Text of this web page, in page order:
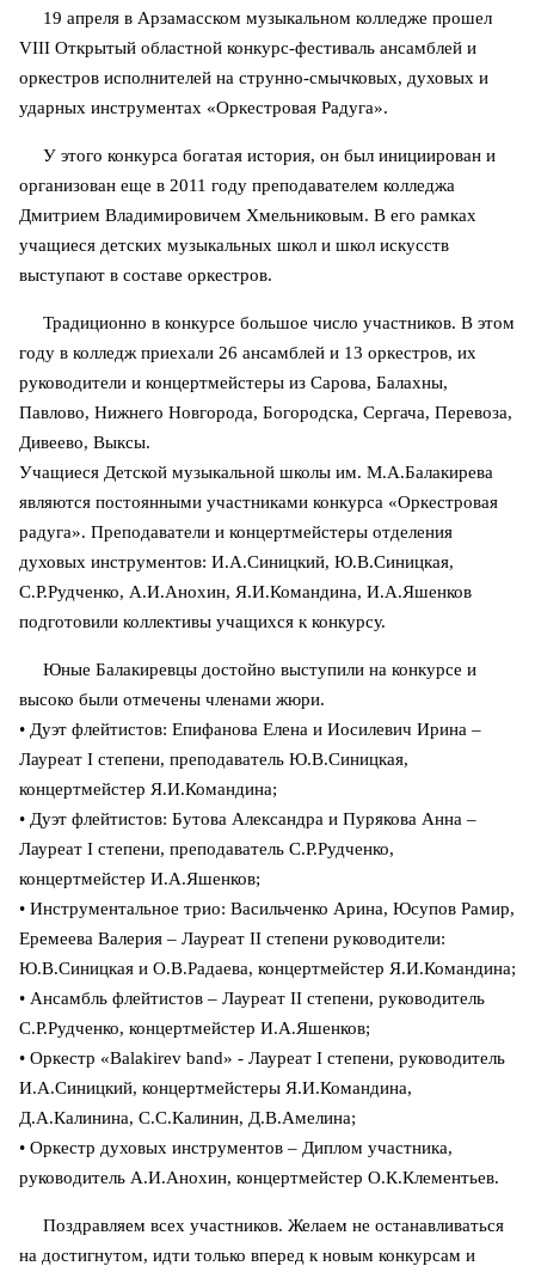
19 апреля в Арзамасском музыкальном колледже прошел
VIII Открытый областной конкурс-фестиваль ансамблей и
оркестров исполнителей на струнно-смычковых, духовых и
ударных инструментах «Оркестровая Радуга».
У этого конкурса богатая история, он был инициирован и
организован еще в 2011 году преподавателем колледжа
Дмитрием Владимировичем Хмельниковым. В его рамках
учащиеся детских музыкальных школ и школ искусств
выступают в составе оркестров.
Традиционно в конкурсе большое число участников. В этом
году в колледж приехали 26 ансамблей и 13 оркестров, их
руководители и концертмейстеры из Сарова, Балахны,
Павлово, Нижнего Новгорода, Богородска, Сергача, Перевоза,
Дивеево, Выксы.
Учащиеся Детской музыкальной школы им. М.А.Балакирева
являются постоянными участниками конкурса «Оркестровая
радуга». Преподаватели и концертмейстеры отделения
духовых инструментов: И.А.Синицкий, Ю.В.Синицкая,
С.Р.Рудченко, А.И.Анохин, Я.И.Командина, И.А.Яшенков
подготовили коллективы учащихся к конкурсу.
Юные Балакиревцы достойно выступили на конкурсе и
высоко были отмечены членами жюри.
• Дуэт флейтистов: Епифанова Елена и Иосилевич Ирина –
Лауреат I степени, преподаватель Ю.В.Синицкая,
концертмейстер Я.И.Командина;
• Дуэт флейтистов: Бутова Александра и Пурякова Анна –
Лауреат I степени, преподаватель С.Р.Рудченко,
концертмейстер И.А.Яшенков;
• Инструментальное трио: Васильченко Арина, Юсупов Рамир,
Еремеева Валерия – Лауреат II степени руководители:
Ю.В.Синицкая и О.В.Радаева, концертмейстер Я.И.Командина;
• Ансамбль флейтистов – Лауреат II степени, руководитель
С.Р.Рудченко, концертмейстер И.А.Яшенков;
• Оркестр «Balakirev band» - Лауреат I степени, руководитель
И.А.Синицкий, концертмейстеры Я.И.Командина,
Д.А.Калинина, С.С.Калинин, Д.В.Амелина;
• Оркестр духовых инструментов – Диплом участника,
руководитель А.И.Анохин, концертмейстер О.К.Клементьев.
Поздравляем всех участников. Желаем не останавливаться
на достигнутом, идти только вперед к новым конкурсам и